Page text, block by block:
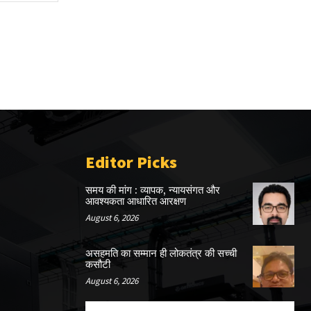
Editor Picks
समय की मांग : व्यापक, न्यायसंगत और
आवश्यकता आधारित आरक्षण
August 6, 2026
असहमति का सम्मान ही लोकतंत्र की सच्ची
कसौटी
August 6, 2026